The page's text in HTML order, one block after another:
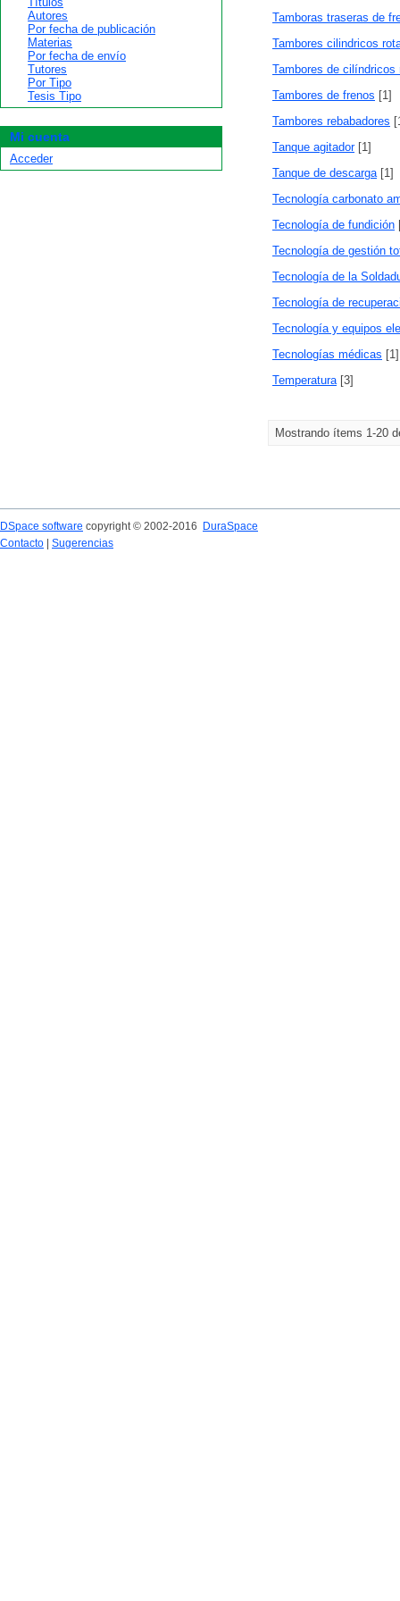
Tamboras traseras de
Tambores cilindricos
Tambores de cilíndricos
Tambores de frenos [1]
Tambores rebabadores
Tanque agitador[1]
Tanque de descarga[1]
Tecnología carbonato
Tecnología de fundición
Tecnología de gestión
Tecnología de la
Tecnología de
Tecnología y equipos
Tecnologías médicas [1]
Temperatura[3]
Mostrando ítems 1-20
Autores
Por fecha de publicación
Materias
Por fecha de envío
Tutores
Por Tipo
Tesis Tipo
Mi cuenta
Acceder
DSpace software copyright © 2002-2016
DuraSpace
Contacto
Sugerencias